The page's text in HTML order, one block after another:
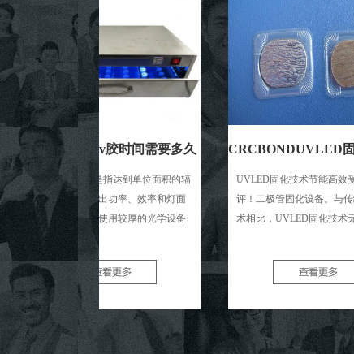
线固化uv胶时间需要多久
的辐照度是指达到单位面积的辐
，取决于输出功率、效率和灯面
。对于一些使用较厚的光学设备
CRCBONDUVLED固化剂需要满足什么要求?
UVLED固化技术节能高效受到广泛好
评！二极管固化设备。与传统固化技
术相比，UVLED固化技术无热辐 ...